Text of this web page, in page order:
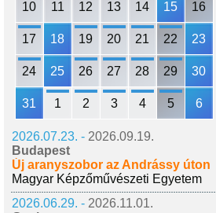
10 11 12 13 14 15 16
17 18 19 20 21 22 23
24 25 26 27 28 29 30
31 1 2 3 4 5 6
2026.07.23. - 2026.09.19.
Budapest
Új aranyszobor az Andrássy úton
Magyar Képzőművészeti Egyetem
2026.06.29. - 2026.11.01.